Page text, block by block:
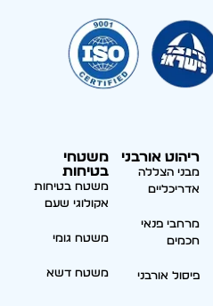
ריהוט אורבני
מבני הצללה
אדריכליים
מרחבי פנאי
חכמים
פיסול אורבני
משטחי
בטיחות
משטח בטיחות
אקולוגי שעם
משטח גומי
משטח דשא